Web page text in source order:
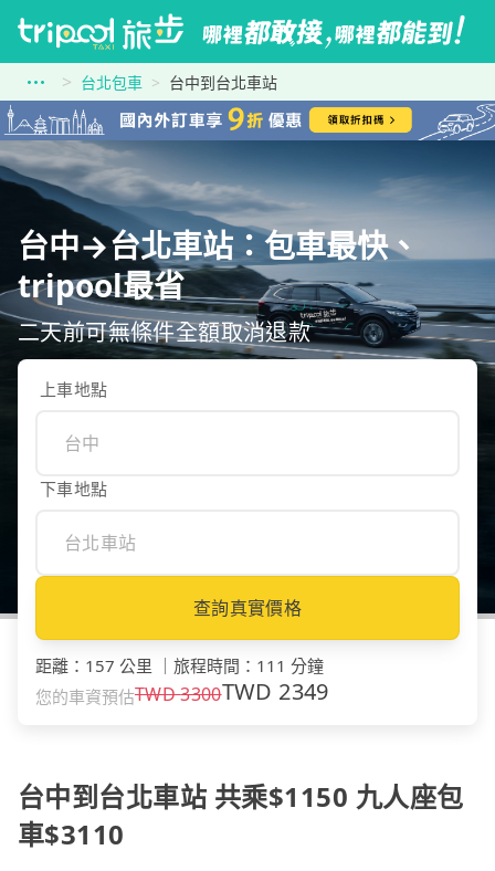
台北包車 台中到台北車站
台中→台北車站：包車最快、
tripool最省
二天前可無條件全額取消退款
上車地點
下車地點
查詢真實價格
距離 ： 157 公里 旅程時間 ： 111 分鐘
您的車資預估TWD3300TWD 2349
台中到台北車站 共乘$1150 九人座包
車$3110